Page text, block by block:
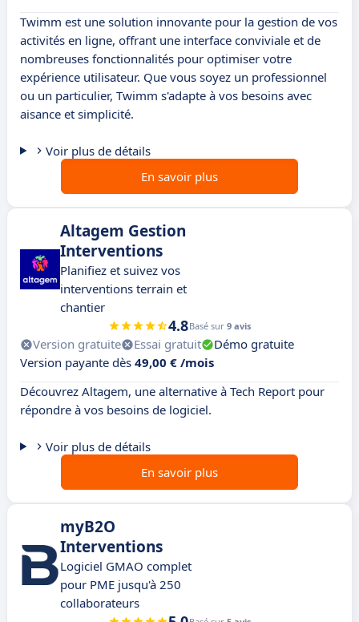
Twimm est une solution innovante pour la gestion de vos
activités en ligne, offrant une interface conviviale et de
nombreuses fonctionnalités pour optimiser votre
expérience utilisateur. Que vous soyez un professionnel
ou un particulier, Twimm s'adapte à vos besoins avec
aisance et simplicité.
Voir plus de détails
En savoir plus
Altagem Gestion
Interventions
Planifiez et suivez vos
interventions terrain et
chantier
4.8Basé sur 9 avis
Version gratuite Essai gratuit
Démo gratuite
Version payante dès 49,00 € /mois
Découvrez Altagem, une alternative à Tech Report pour
répondre à vos besoins de logiciel.
Voir plus de détails
En savoir plus
myB2O
Interventions
Logiciel GMAO complet
pour PME jusqu'à 250
collaborateurs